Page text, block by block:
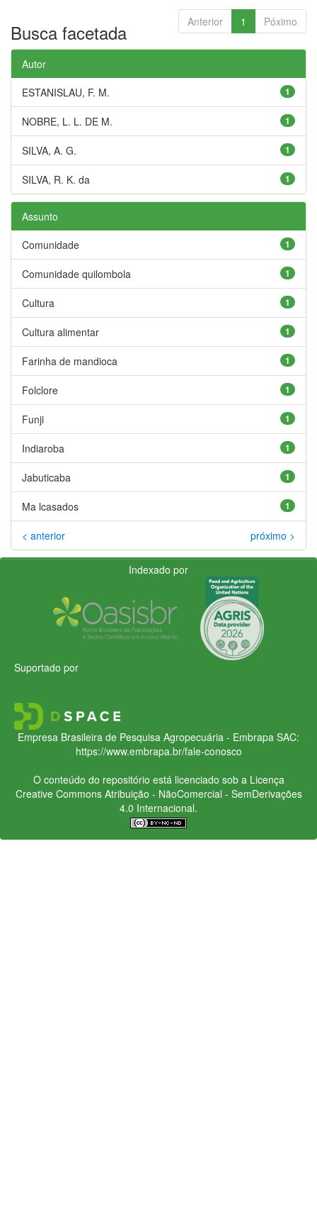
Anterior 1 Póximo
Busca facetada
Autor
1
ESTANISLAU, F. M.
1
NOBRE, L. L. DE M.
1
SILVA, A. G.
1
SILVA, R. K. da
Assunto
1
Comunidade
1
Comunidade quilombola
1
Cultura
1
Cultura alimentar
1
Farinha de mandioca
1
Folclore
1
Funji
1
Indiaroba
1
Jabuticaba
1
Ma lcasados
< anterior próximo >
Indexado por
Suportado por
Empresa Brasileira de Pesquisa Agropecuária - Embrapa SAC:
https://www.embrapa.br/fale-conosco
O conteúdo do repositório está licenciado sob a Licença
Creative CommonsAtribuição - NãoComercial - SemDerivações
4.0 Internacional.